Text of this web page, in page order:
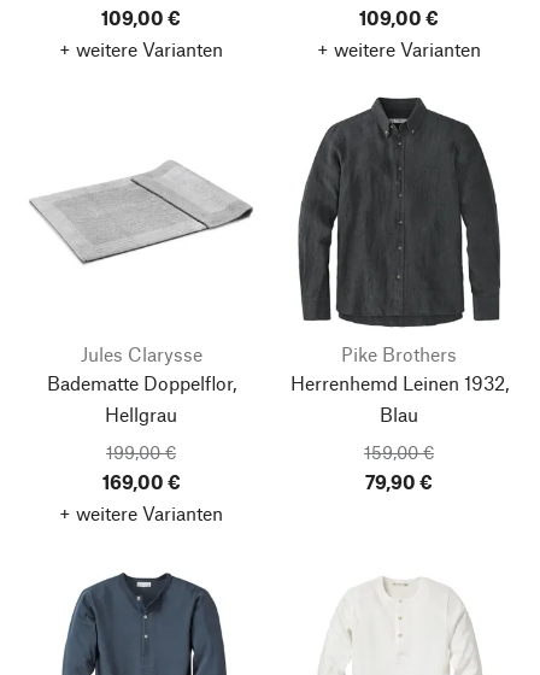
109,00 €
+ weitere Varianten
109,00 €
+ weitere Varianten
Jules Clarysse
Badematte Doppelflor,
Hellgrau
199,00 €
169,00 €
+ weitere Varianten
Pike Brothers
Herrenhemd Leinen 1932,
Blau
159,00 €
79,90 €